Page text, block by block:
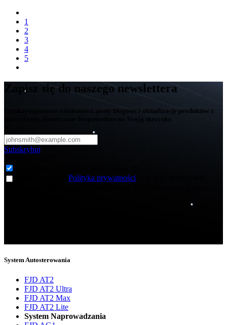
1
2
3
4
5
Zapisz się do naszego newslettera
Uzyskaj najnowsze wiadomości, posty blogowe i aktualizacje produktów z
naszej firmy, dostarczane bezpośrednio na Twoją skrzynkę.
Subskrybuj
Polityka prywatności
System Autosterowania
FJD AT2
FJD AT2 Ultra
FJD AT2 Max
FJD AT2 Lite
System Naprowadzania